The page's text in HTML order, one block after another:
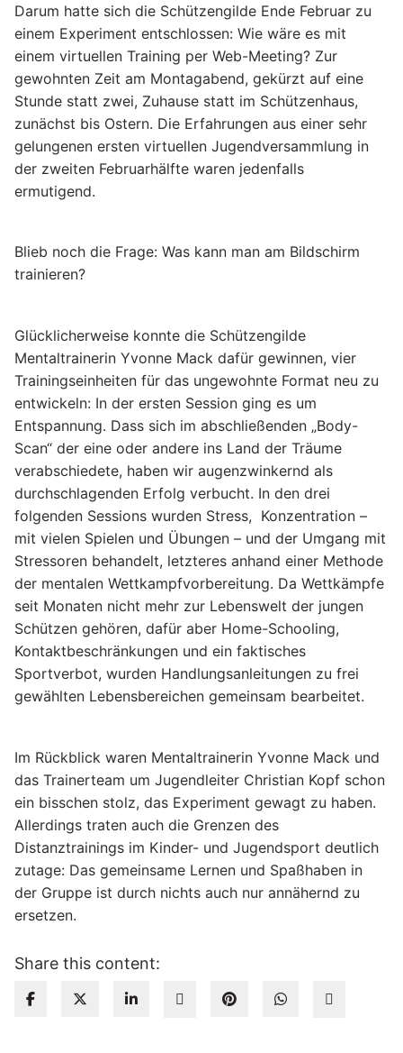
Darum hatte sich die Schützengilde Ende Februar zu
einem Experiment entschlossen: Wie wäre es mit
einem virtuellen Training per Web-Meeting? Zur
gewohnten Zeit am Montagabend, gekürzt auf eine
Stunde statt zwei, Zuhause statt im Schützenhaus,
zunächst bis Ostern. Die Erfahrungen aus einer sehr
gelungenen ersten virtuellen Jugendversammlung in
der zweiten Februarhälfte waren jedenfalls
ermutigend.
Blieb noch die Frage: Was kann man am Bildschirm
trainieren?
Glücklicherweise konnte die Schützengilde
Mentaltrainerin Yvonne Mack dafür gewinnen, vier
Trainingseinheiten für das ungewohnte Format neu zu
entwickeln: In der ersten Session ging es um
Entspannung. Dass sich im abschließenden „Body-
Scan“ der eine oder andere ins Land der Träume
verabschiedete, haben wir augenzwinkernd als
durchschlagenden Erfolg verbucht. In den drei
folgenden Sessions wurden Stress, Konzentration –
mit vielen Spielen und Übungen – und der Umgang mit
Stressoren behandelt, letzteres anhand einer Methode
der mentalen Wettkampfvorbereitung. Da Wettkämpfe
seit Monaten nicht mehr zur Lebenswelt der jungen
Schützen gehören, dafür aber Home-Schooling,
Kontaktbeschränkungen und ein faktisches
Sportverbot, wurden Handlungsanleitungen zu frei
gewählten Lebensbereichen gemeinsam bearbeitet.
Im Rückblick waren Mentaltrainerin Yvonne Mack und
das Trainerteam um Jugendleiter Christian Kopf schon
ein bisschen stolz, das Experiment gewagt zu haben.
Allerdings traten auch die Grenzen des
Distanztrainings im Kinder- und Jugendsport deutlich
zutage: Das gemeinsame Lernen und Spaßhaben in
der Gruppe ist durch nichts auch nur annähernd zu
ersetzen.
Share this content: